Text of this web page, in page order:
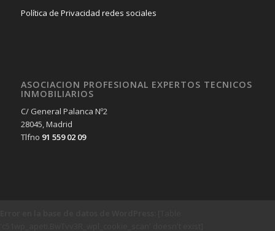
Política de Privacidad redes sociales
ASOCIACION PROFESIONAL EXPERTOS TECNICOS
INMOBILIARIOS
C/ General Palanca Nº2
28045, Madrid
Tlfno 91 559 02 09